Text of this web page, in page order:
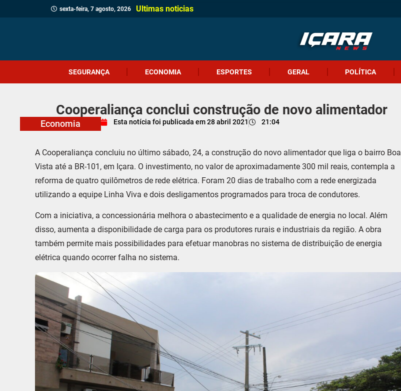
sexta-feira, 7 agosto, 2026 Ultimas noticias
SEGURANÇA ECONOMIA ESPORTES GERAL POLÍTICA
Cooperaliança conclui construção de novo alimentador
Economia Esta notícia foi publicada em 28 abril 2021 21:04
A Cooperaliança concluiu no último sábado, 24, a construção do novo alimentador que liga o bairro Boa
Vista até a BR-101, em Içara. O investimento, no valor de aproximadamente 300 mil reais, contempla a
reforma de quatro quilômetros de rede elétrica. Foram 20 dias de trabalho com a rede energizada
utilizando a equipe Linha Viva e dois desligamentos programados para troca de condutores.
Com a iniciativa, a concessionária melhora o abastecimento e a qualidade de energia no local. Além
disso, aumenta a disponibilidade de carga para os produtores rurais e industriais da região. A obra
também permite mais possibilidades para efetuar manobras no sistema de distribuição de energia
elétrica quando ocorrer falha no sistema.